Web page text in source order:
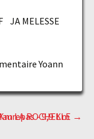
MELESSE
Yoann
- 9,9 Km
LA ROCHELLE →